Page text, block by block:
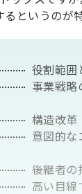
というのが特
役割範囲
事業戦略
構造改革
意図的な
後継者の
高い目線